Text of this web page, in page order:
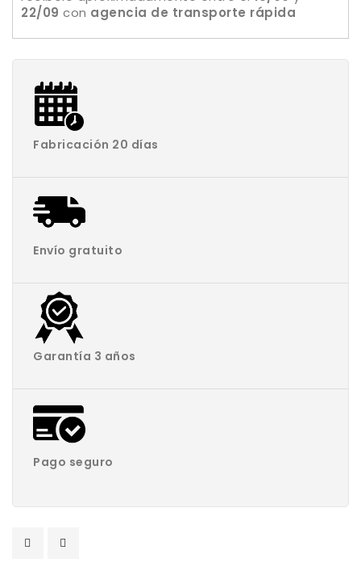
22/09 con agencia de transporte rápida
Fabricación 20 días
Envío gratuito
Garantía 3 años
Pago seguro